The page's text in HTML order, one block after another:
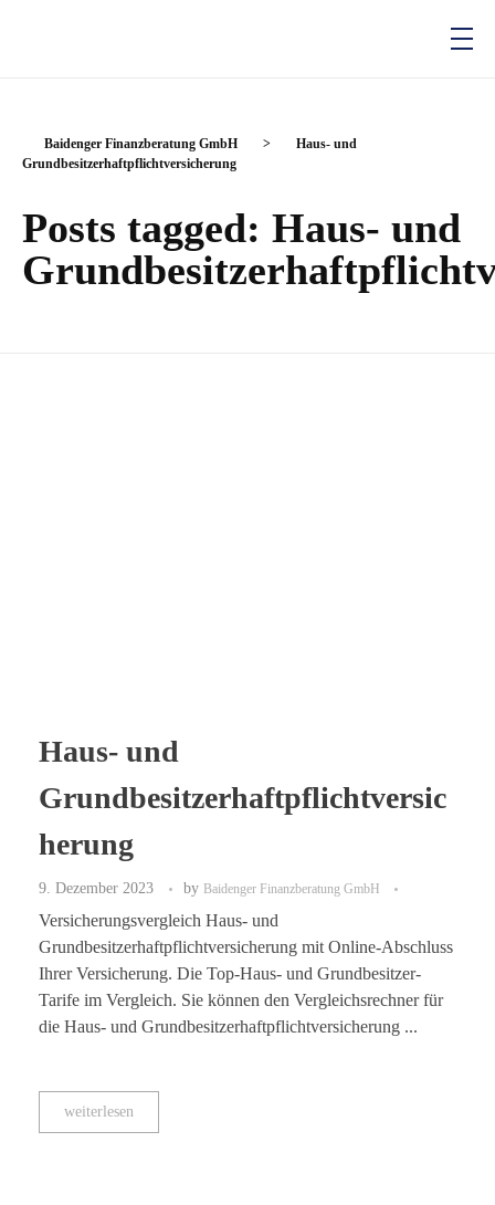
Baidenger Finanzberatung GmbH >
Haus- und
Grundbesitzerhaftpflichtversicherung
Posts tagged: Haus- und
Haus- und
Grundbesitzerhaftpflichtversic
herung
9. Dezember 2023 by Baidenger Finanzberatung GmbH
Versicherungsvergleich Haus- und
Grundbesitzerhaftpflichtversicherung mit Online-Abschluss
Ihrer Versicherung. Die Top-Haus- und Grundbesitzer-
Tarife im Vergleich. Sie können den Vergleichsrechner für
die Haus- und Grundbesitzerhaftpflichtversicherung ...
weiterlesen